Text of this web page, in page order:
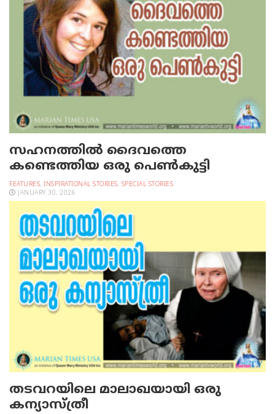
സഹനത്തില്‍ ദൈവത്തെ
കണ്ടെത്തിയ ഒരു പെണ്‍കുട്ടി
FEATURES, INSPIRATIONAL STORIES, SPECIAL STORIES
JANUARY 30, 2026
തടവറയിലെ മാലാഖയായി ഒരു
കന്യാസ്ത്രീ